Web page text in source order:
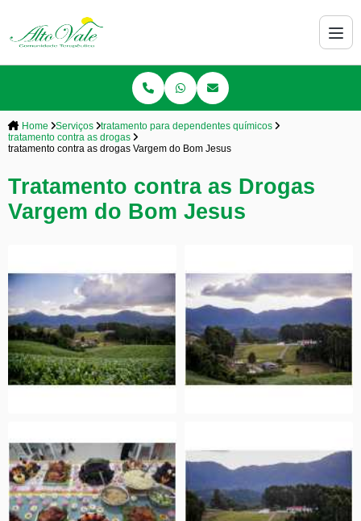
Home Serviços
tratamento para dependentes químicos
tratamento contra as drogas
tratamento contra as drogas Vargem do Bom Jesus
Tratamento contra as Drogas
Vargem do Bom Jesus